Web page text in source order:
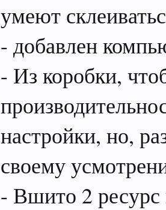
умеют
- добавлен
- Из коробки,
настройки, но,
своему
- Вшито 2